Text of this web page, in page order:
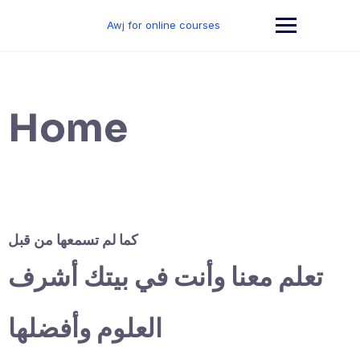
Awj for online courses
Home
كما لم تسمعها من قبل
تعلم معنا وأنت في بيتك أشرف
العلوم وأفضلها